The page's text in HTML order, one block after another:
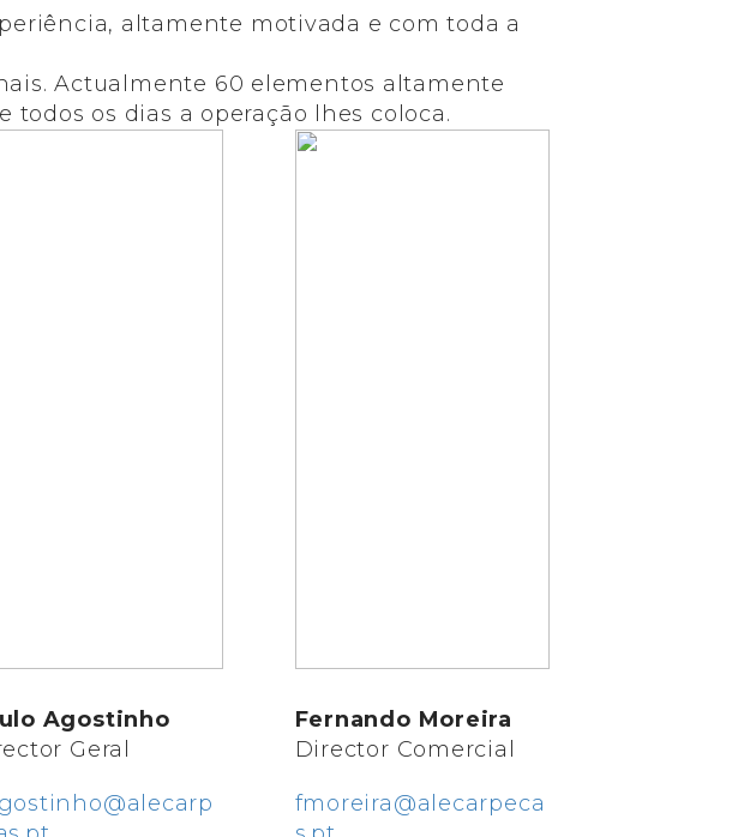
altamente motivada e com toda a
Actualmente 60 elementos altamente
todos os dias a operação lhes coloca.
Agostinho
Geral
Fernando Moreira
Director Comercial
fmoreira@alecarpeca